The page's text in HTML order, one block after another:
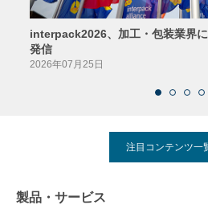
interpack2026、加工・包装業界
発信
2026年07月25日
注目コンテンツ一
製品・サービス